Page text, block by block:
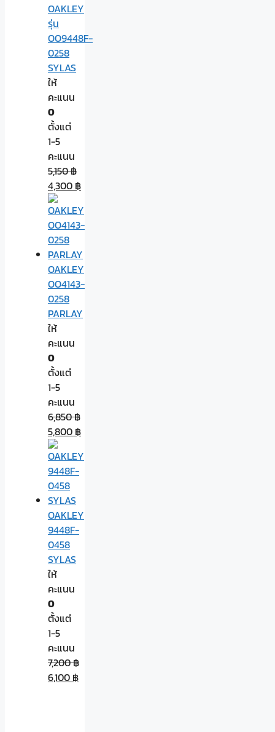
OAKLEY
รุ่น
OO9448F-
0258
SYLAS
ให้
คะแนน
0
ตั้งแต่
1-5
คะแนน
5,150฿
4,300 ฿
OAKLEY
OO4143-
0258
PARLAY
ให้
คะแนน
0
ตั้งแต่
1-5
คะแนน
6,850฿
5,800 ฿
OAKLEY
9448F-
0458
SYLAS
ให้
คะแนน
0
ตั้งแต่
1-5
คะแนน
7,200฿
6,100 ฿